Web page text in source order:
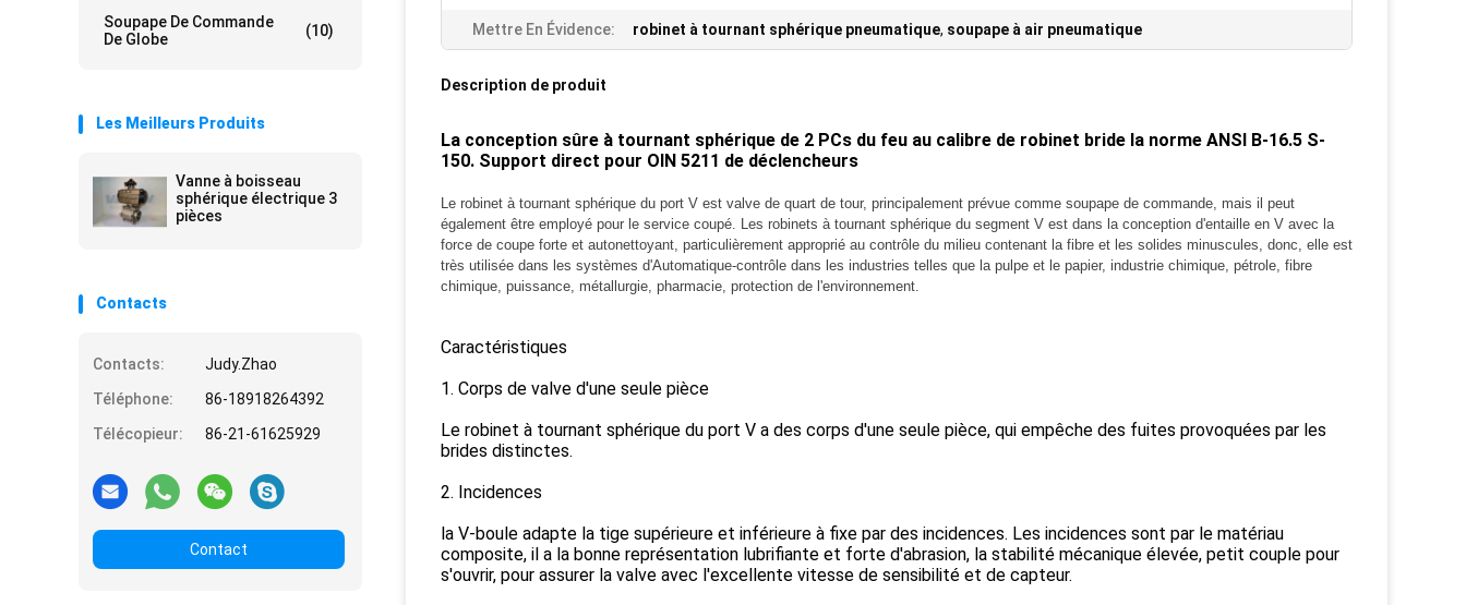
Soupape De Commande
De Globe
(10)
Les Meilleurs Produits
Vanne à boisseau
sphérique électrique 3
pièces
Contacts
Contacts:
Judy.Zhao
Téléphone:
86-18918264392
Télécopieur:
86-21-61625929
Contact
Mettre En Évidence: robinet à tournant sphérique pneumatique, soupape à air pneumatique
Description de produit
La conception sûre à tournant sphérique de 2 PCs du feu au calibre de robinet bride la norme ANSI B-16.5 S-
150. Support direct pour OIN 5211 de déclencheurs
Le robinet à tournant sphérique du port V est valve de quart de tour, principalement prévue comme soupape de commande, mais il peut
également être employé pour le service coupé. Les robinets à tournant sphérique du segment V est dans la conception d'entaille en V avec la
force de coupe forte et autonettoyant, particulièrement approprié au contrôle du milieu contenant la fibre et les solides minuscules, donc, elle est
très utilisée dans les systèmes d'Automatique-contrôle dans les industries telles que la pulpe et le papier, industrie chimique, pétrole, fibre
chimique, puissance, métallurgie, pharmacie, protection de l'environnement.
Caractéristiques
1. Corps de valve d'une seule pièce
Le robinet à tournant sphérique du port V a des corps d'une seule pièce, qui empêche des fuites provoquées par les
brides distinctes.
2. Incidences
la V-boule adapte la tige supérieure et inférieure à fixe par des incidences. Les incidences sont par le matériau
composite, il a la bonne représentation lubrifiante et forte d'abrasion, la stabilité mécanique élevée, petit couple pour
s'ouvrir, pour assurer la valve avec l'excellente vitesse de sensibilité et de capteur.